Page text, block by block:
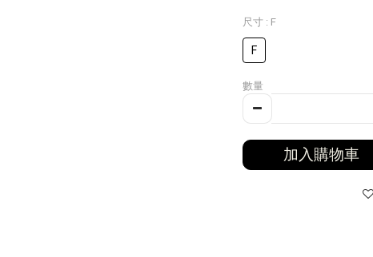
尺寸 : F
F
數量
加入購物車